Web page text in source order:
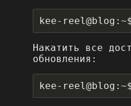
Накатить все
обновления: